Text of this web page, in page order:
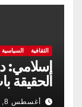
الثقافية السياسية
إسلامي:
الحقيقة
مضى
أغسطس 8, 2026